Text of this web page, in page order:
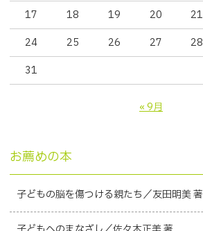
17
18 19 20 21
24
25 26 27 28
31
« 9月
お薦めの本
子どもの脳を傷つける親たち／友田明美 著